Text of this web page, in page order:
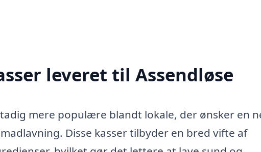
leveret til Assendløse
mere populære blandt lokale, der ønsker en
Disse kasser tilbyder en bred vifte af